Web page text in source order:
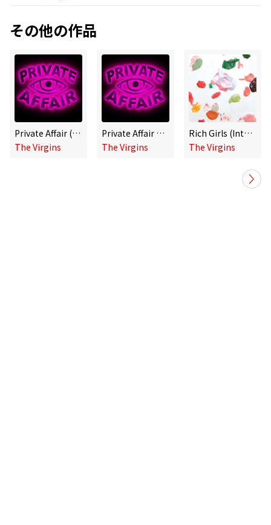
その他の作品
Private Affair (International)
The Virgins
Private Affair EP (International)
The Virgins
Rich Girls (International)
The Virgins